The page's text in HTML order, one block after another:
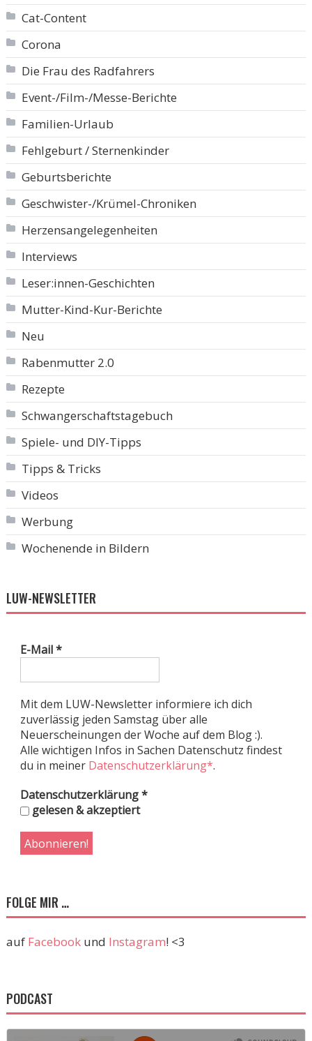
Cat-Content
Corona
Die Frau des Radfahrers
Event-/Film-/Messe-Berichte
Familien-Urlaub
Fehlgeburt / Sternenkinder
Geburtsberichte
Geschwister-/Krümel-Chroniken
Herzensangelegenheiten
Interviews
Leser:innen-Geschichten
Mutter-Kind-Kur-Berichte
Neu
Rabenmutter 2.0
Rezepte
Schwangerschaftstagebuch
Spiele- und DIY-Tipps
Tipps & Tricks
Videos
Werbung
Wochenende in Bildern
LUW-NEWSLETTER
E-Mail*
Mit dem LUW-Newsletter informiere ich dich
zuverlässig jeden Samstag über alle
Neuerscheinungen der Woche auf dem Blog :).
Alle wichtigen Infos in Sachen Datenschutz findest
du in meiner Datenschutzerklärung*.
Datenschutzerklärung*
gelesen & akzeptiert
FOLGE MIR …
auf Facebookund Instagram! <3
PODCAST